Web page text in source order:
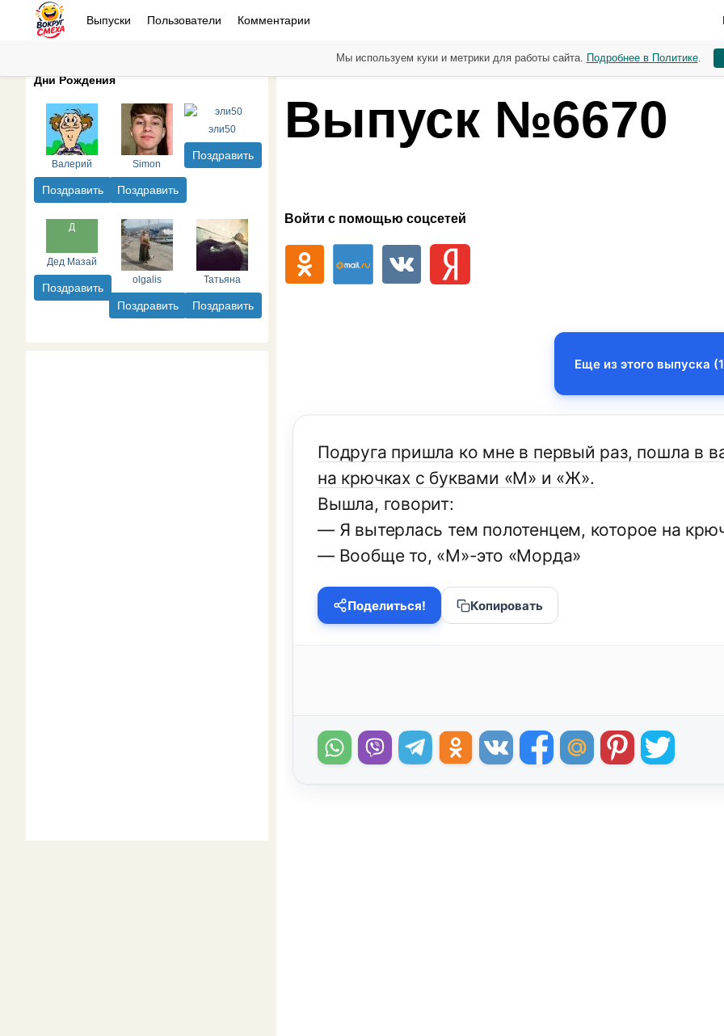
Выпуски Пользователи Комментарии
Дни Рождения
Валерий
Поздравить
Simon
Поздравить
эли50
Поздравить
Дед Мазай
Поздравить
olgalis
Поздравить
Татьяна
Поздравить
Выпуск №6670
Войти с помощью соцсетей
Еще из этого выпуска
Подруга пришла ко мне в первый раз, пошла в
на крючках с буквами «М» и «Ж».
Вышла, говорит:
— Я вытерлась тем полотенцем, которое на
— Вообще то, «М»-это «Морда»
Поделиться! Копировать
Мы используем куки и метрики для работы сайта. Подробнее в Политике.